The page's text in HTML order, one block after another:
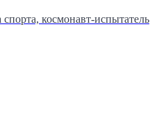
космонавт-испытатель